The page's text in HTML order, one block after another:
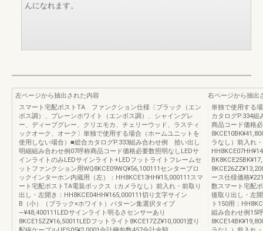
んになれます。
左ページから抽出された内容
スマート宅配ポストTA ファンクション仕様〔ブラック（エン
ボス調）、プレーンホワイト（エンボス調）、シャイングレ
ー、ディープグレー、クリエモカ、チェリーウッド、ラスティ
ックオーク、オーク〕単独で使用する場合（ホームユニットを
使用しない場合）■総合カタログP.333組み合わせ例 拾い出し
明細組み合わせ例07呼称商品コード価格必要数照明なしLEDサ
インライトのみLEDサインライト+LEDフットライトフレームセ
ットファンクション用WQ8KCE09WQ¥56,100111センターブロ
ックインターホン内蔵用（左）：HH8KCE13HH¥15,000111スマ
ート宅配ポストTA電装ボックス（カメラなし）前入れ・前取り
出し・左開き：HH8KCE04HH¥165,000111切り文字サイン
B（小）（ブラック×ホワイト）パターン集選択タイプ
―¥48,400111LEDサインライト明るさセンサーあり
8KCE15ZZ¥16,50011LEDフットライト8KCE17ZZ¥10,0001渡り
右ページから抽出
単独で使用する
カタログP.334
商品コード価格
ラなし）前入れ
ース仕様価格
数スマート宅配
後取り出し・左
ト150用：
組み合わせ例15